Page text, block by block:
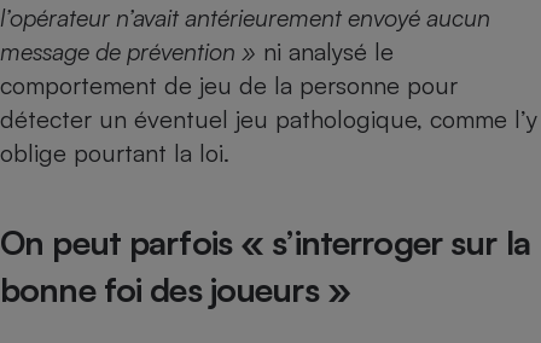
l’opérateur n’avait antérieurement envoyé aucun
message de prévention » ni analysé le
comportement de jeu de la personne pour
détecter un éventuel jeu pathologique, comme l’y
oblige pourtant la loi.
On peut parfois « s’interroger sur la
bonne foi des joueurs »